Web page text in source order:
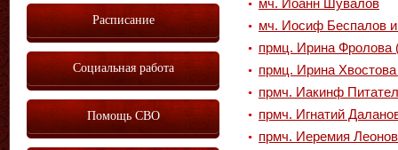
мч. Иоанн Шувалов
мч. Иосиф Беспалов
прмц. Ирина Фролова
прмц. Ирина
прмч. Иакинф
прмч. Игнатий
прмч. Иеремия
Расписание
Социальная работа
Помощь СВО